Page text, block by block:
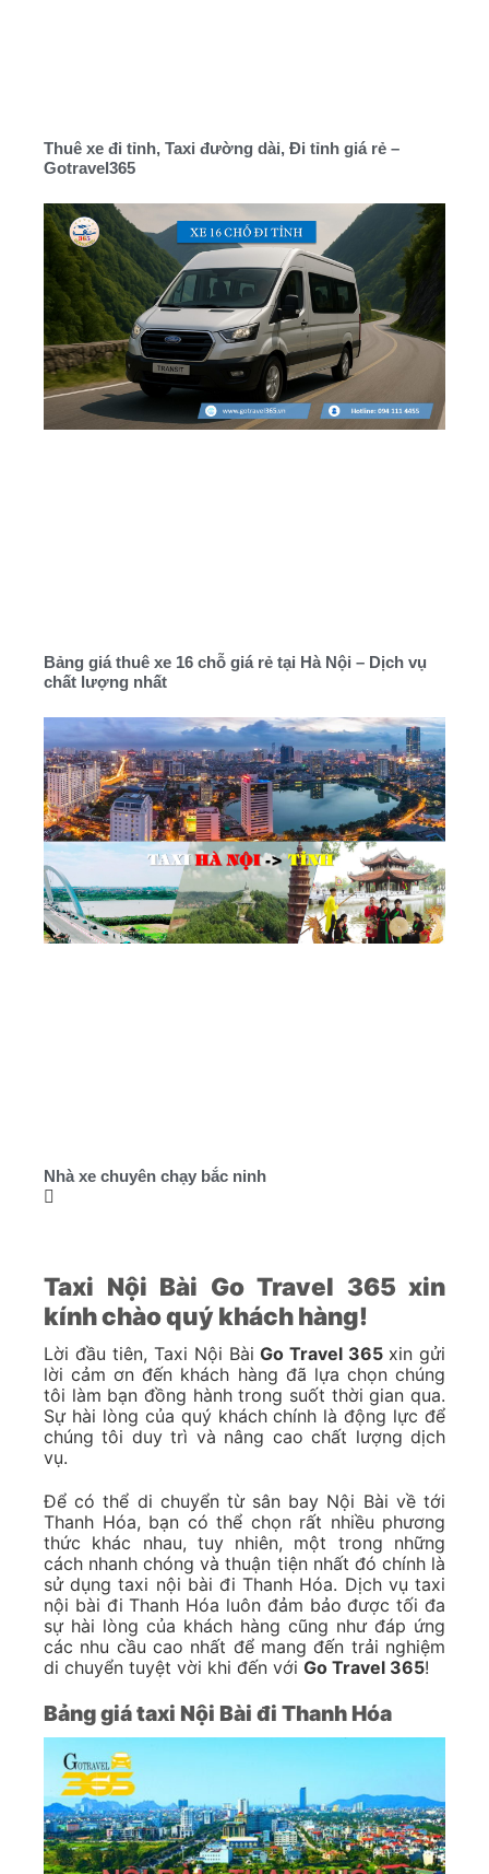
Thuê xe đi tỉnh, Taxi đường dài, Đi tỉnh giá rẻ –
Gotravel365
Bảng giá thuê xe 16 chỗ giá rẻ tại Hà Nội – Dịch vụ
chất lượng nhất
Nhà xe chuyên chạy bắc ninh
Taxi Nội Bài Go Travel 365 xin
kính chào quý khách hàng!
Lời đầu tiên, Taxi Nội BàiGo Travel 365 xin gửi
lời cảm ơn đến khách hàng đã lựa chọn chúng
tôi làm bạn đồng hành trong suốt thời gian qua.
Sự hài lòng của quý khách chính là động lực để
chúng tôi duy trì và nâng cao chất lượng dịch
vụ.
Để có thể di chuyển từ sân bay Nội Bài về tới
Thanh Hóa, bạn có thể chọn rất nhiều phương
thức khác nhau, tuy nhiên, một trong những
cách nhanh chóng và thuận tiện nhất đó chính là
sử dụng taxi nội bài đi Thanh Hóa. Dịch vụ taxi
nội bài đi Thanh Hóa luôn đảm bảo được tối đa
sự hài lòng của khách hàng cũng như đáp ứng
các nhu cầu cao nhất để mang đến trải nghiệm
di chuyển tuyệt vời khi đến với Go Travel 365!
Bảng giá taxi Nội Bài đi Thanh Hóa